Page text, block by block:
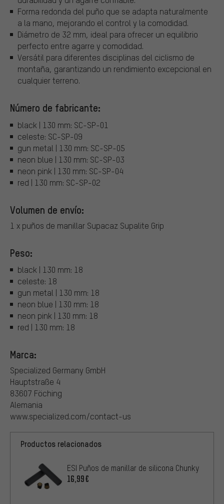
Forma redonda del puño que se adapta naturalmente
a la mano, mejorando el control y la comodidad.
Diámetro de 32 mm, ideal para ofrecer un equilibrio
perfecto entre agarre y comodidad.
Versátil para diferentes disciplinas del ciclismo de
montaña, garantizando un rendimiento excepcional en
cualquier terreno.
Número de fabricante:
black | 130 mm: SC-SP-01
celeste: SC-SP-09
gun metal | 130 mm: SC-SP-05
neon blue | 130 mm: SC-SP-03
neon pink | 130 mm: SC-SP-04
red | 130 mm: SC-SP-02
Volumen de envío:
1 x puños de manillar Supacaz Supalite Grip
Peso:
black | 130 mm: 18
celeste: 18
gun metal | 130 mm: 18
neon blue | 130 mm: 18
neon pink | 130 mm: 18
red | 130 mm: 18
Marca:
Specialized Germany GmbH
Hauptstraße 4
83607 Föching
Alemania
www.specialized.com/contact-us
Productos relacionados
ESI Puños de manillar de silicona Chunky
16,99€